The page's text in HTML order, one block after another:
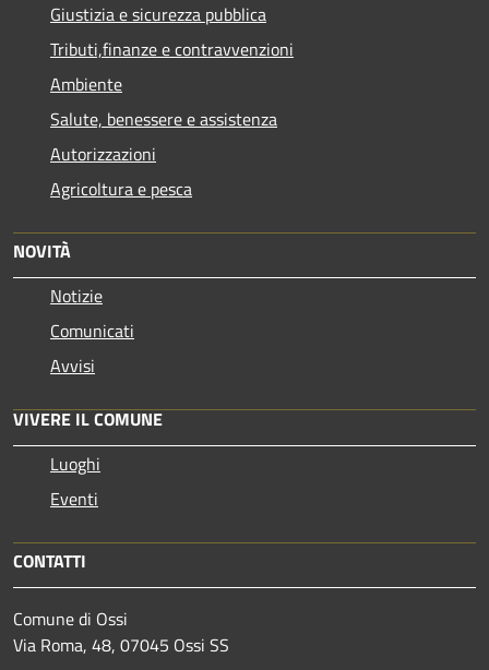
Giustizia e sicurezza pubblica
Tributi,finanze e contravvenzioni
Ambiente
Salute, benessere e assistenza
Autorizzazioni
Agricoltura e pesca
NOVITÀ
Notizie
Comunicati
Avvisi
VIVERE IL COMUNE
Luoghi
Eventi
CONTATTI
Comune di Ossi
Via Roma, 48, 07045 Ossi SS